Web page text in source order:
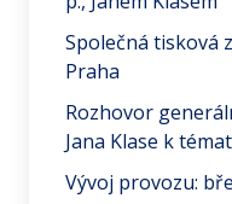
Společná tisková
Praha
Rozhovor
Jana Klase k
Vývoj provozu: